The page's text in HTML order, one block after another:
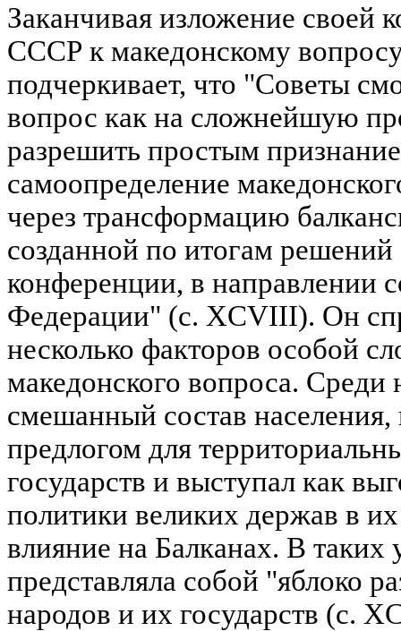
Заканчивая изложение своей
СССР к македонскому
подчеркивает, что "Советы
вопрос как на сложнейшую
разрешить простым
самоопределение
через трансформацию
созданной по итогам решений
конференции, в направлении
Федерации" (с. XCVIII). Он
несколько факторов особой
македонского вопроса. Среди
смешанный состав
предлогом для
государств и выступал как
политики великих держав в
влияние на Балканах. В
представляла собой "яблоко
народов и их государств (с.